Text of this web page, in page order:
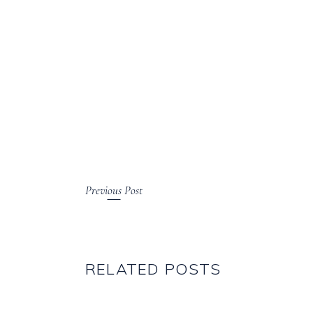
Previous Post
RELATED POSTS